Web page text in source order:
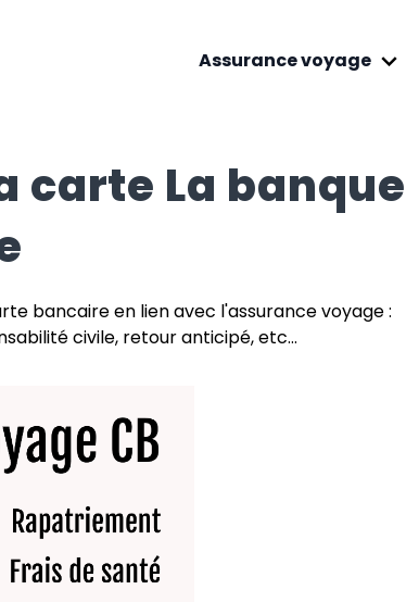
Assurance voyage
carte La banque
bancaire en lien avec l'assurance voyage :
civile, retour anticipé, etc...